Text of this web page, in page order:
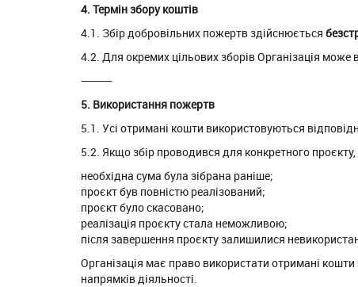
4. Термін збору коштів
4.1. Збір добровільних пожертв здійснюється
4.2. Для окремих цільових зборів Організація
⸻
5. Використання пожертв
5.1. Усі отримані кошти використовуються
5.2. Якщо збір проводився для конкретного проєкту,
необхідна сума була зібрана раніше;
проєкт був повністю реалізований;
проєкт було скасовано;
реалізація проєкту стала неможливою;
після завершення проєкту залишилися
Організація має право використати отримані кошти
напрямків діяльності.